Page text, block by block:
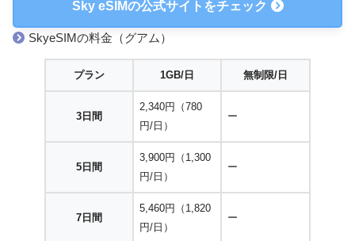
Sky eSIMの公式サイトをチェック
SkyeSIMの料金（グアム）
プラン 1GB/日 無制限/日
3日間
2,340円（780
円/日）
ー
5日間
3,900円（1,300
円/日）
ー
7日間
5,460円（1,820
円/日）
ー